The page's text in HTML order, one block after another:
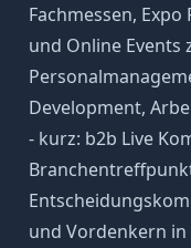
Fachmessen,
und Online Events
Development,
- kurz: b2b Live
und Vordenkern in